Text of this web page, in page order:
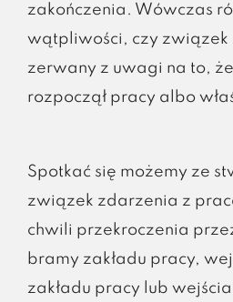
zakończenia. Wówczas
wątpliwości, czy związek
zerwany z uwagi na to,
rozpoczął pracy albo
Spotkać się możemy ze
związek zdarzenia z
chwili przekroczenia
bramy zakładu pracy,
zakładu pracy lub